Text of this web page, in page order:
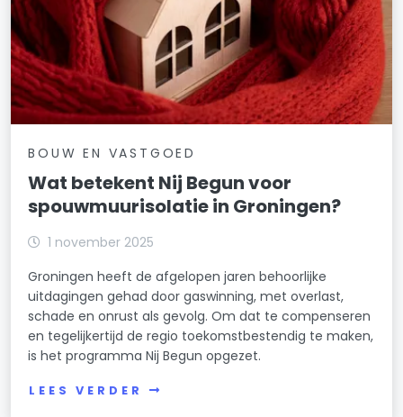
BOUW EN VASTGOED
Wat betekent Nij Begun voor
spouwmuurisolatie in Groningen?
1 november 2025
Groningen heeft de afgelopen jaren behoorlijke
uitdagingen gehad door gaswinning, met overlast,
schade en onrust als gevolg. Om dat te compenseren
en tegelijkertijd de regio toekomstbestendig te maken,
is het programma Nij Begun opgezet.
LEES VERDER